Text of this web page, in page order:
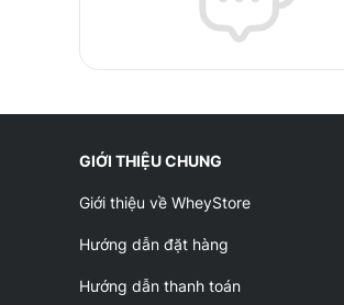
GIỚI THIỆU CHUNG
Giới thiệu về WheyStore
Hướng dẫn đặt hàng
Hướng dẫn thanh toán